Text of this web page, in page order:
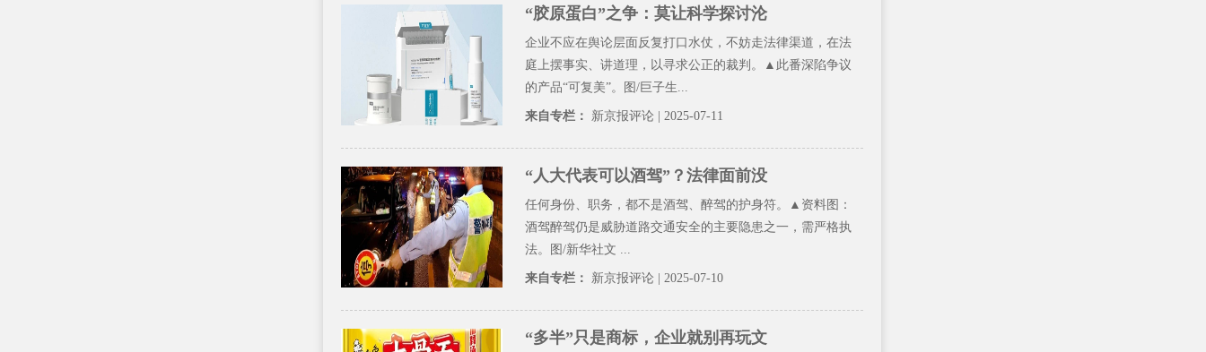
“胶原蛋白”之争：莫让科学探讨沦
企业不应在舆论层面反复打口水仗，不妨走法律渠道，在法
庭上摆事实、讲道理，以寻求公正的裁判。▲此番深陷争议
的产品“可复美”。图/巨子生...
来自专栏： 新京报评论 | 2025-07-11
“人大代表可以酒驾”？法律面前没
任何身份、职务，都不是酒驾、醉驾的护身符。▲资料图：
酒驾醉驾仍是威胁道路交通安全的主要隐患之一，需严格执
法。图/新华社文 ...
来自专栏： 新京报评论 | 2025-07-10
“多半”只是商标，企业就别再玩文